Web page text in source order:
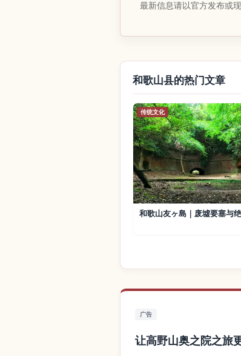
最新信息请以官方发布或现
和歌山县的热门文章
传统文化
和歌山友ヶ島｜废墟要塞与
广告
让高野山奥之院之旅